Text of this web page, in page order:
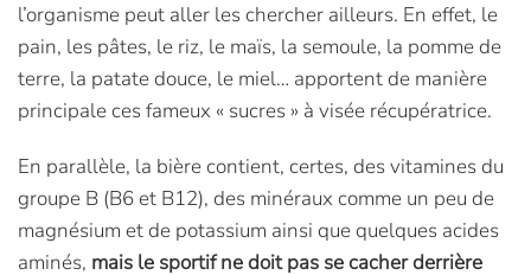
l’organisme peut aller les chercher ailleurs. En effet, le
pain, les pâtes, le riz, le maïs, la semoule, la pomme de
terre, la patate douce, le miel… apportent de manière
principale ces fameux « sucres » à visée récupératrice.
En parallèle, la bière contient, certes, des vitamines du
groupe B (B6 et B12), des minéraux comme un peu de
magnésium et de potassium ainsi que quelques acides
aminés, mais le sportif ne doit pas se cacher derrière